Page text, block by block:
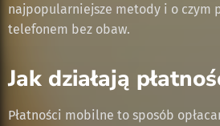
najpopularniejsze metody i o czym
telefonem bez obaw.
Jak działają
Płatności mobilne to sposób